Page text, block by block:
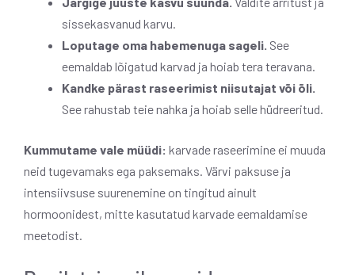
sissekasvanud karvu.
Loputage oma habemenuga sageli. See
eemaldab lõigatud karvad ja hoiab tera teravana.
Kandke pärast raseerimist niisutajat või õli.
See rahustab teie nahka ja hoiab selle hüdreeritud.
Kummutame vale müüdi: karvade raseerimine ei muuda
neid tugevamaks ega paksemaks. Värvi paksuse ja
intensiivsuse suurenemine on tingitud ainult
hormoonidest, mitte kasutatud karvade eemaldamise
meetodist.